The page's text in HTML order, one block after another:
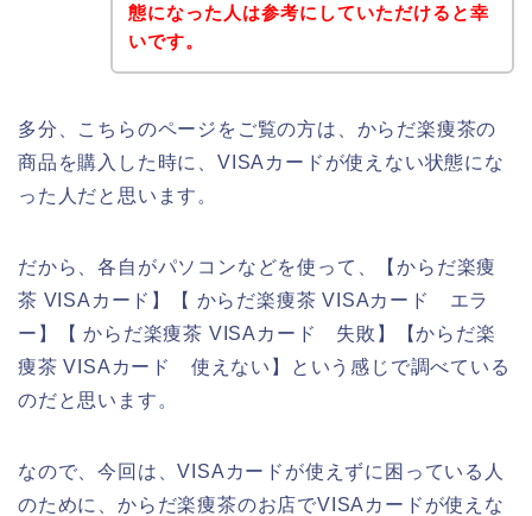
態になった人は参考にしていただけると幸
いです。
多分、こちらのページをご覧の方は、からだ楽痩茶の
商品を購入した時に、VISAカードが使えない状態にな
った人だと思います。
だから、各自がパソコンなどを使って、【からだ楽痩
茶 VISAカード】【 からだ楽痩茶 VISAカード エラ
ー】【 からだ楽痩茶 VISAカード 失敗】【からだ楽
痩茶 VISAカード 使えない】という感じで調べている
のだと思います。
なので、今回は、VISAカードが使えずに困っている人
のために、からだ楽痩茶のお店でVISAカードが使えな